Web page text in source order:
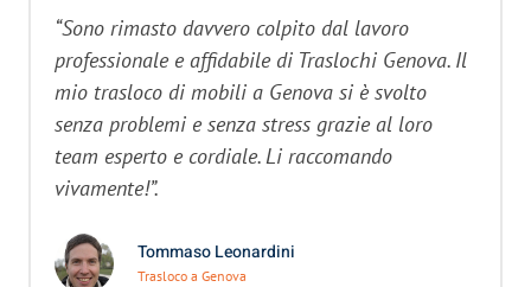
“Sono rimasto davvero colpito dal lavoro
professionale e affidabile di Traslochi Genova. Il
mio trasloco di mobili a Genova si è svolto
senza problemi e senza stress grazie al loro
team esperto e cordiale. Li raccomando
vivamente!”.
Tommaso Leonardini
Trasloco a Genova